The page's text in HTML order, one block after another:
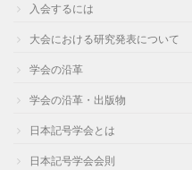
入会するには
大会における研究発表について
学会の沿革
学会の沿革・出版物
日本記号学会とは
日本記号学会会則